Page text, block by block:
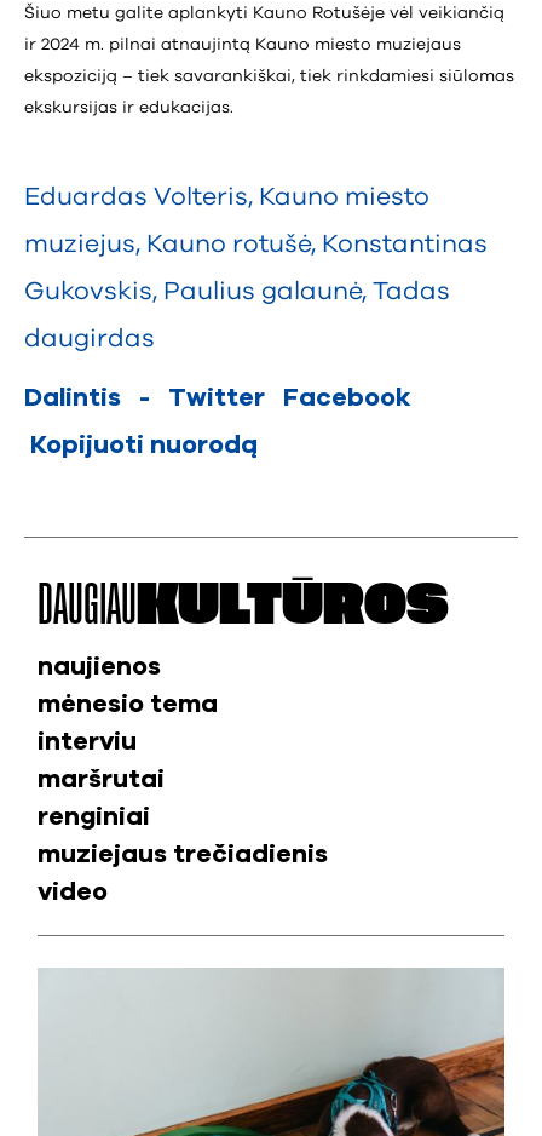
Šiuo metu galite aplankyti Kauno Rotušėje vėl veikiančią
ir 2024 m. pilnai atnaujintą Kauno miesto muziejaus
ekspoziciją – tiek savarankiškai, tiek rinkdamiesi siūlomas
ekskursijas ir edukacijas.
Eduardas Volteris, Kauno miesto
muziejus, Kauno rotušė, Konstantinas
Gukovskis, Paulius galaunė, Tadas
daugirdas
Dalintis - Twitter
Facebook
Kopijuoti nuorodą
DAUGIAU KULTŪROS
naujienos
mėnesio tema
interviu
maršrutai
renginiai
muziejaus trečiadienis
video